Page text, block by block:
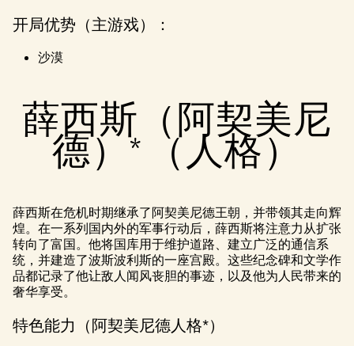
私政
以及
输至
Googl
e 服
务
器。
开局优势（主游戏）：
沙漠
薛西斯（阿契美尼
德）* （人格）
薛西斯在危机时期继承了阿契美尼德王朝，并带领其走向辉
煌。在一系列国内外的军事行动后，薛西斯将注意力从扩张
转向了富国。他将国库用于维护道路、建立广泛的通信系
统，并建造了波斯波利斯的一座宫殿。这些纪念碑和文学作
品都记录了他让敌人闻风丧胆的事迹，以及他为人民带来的
奢华享受。
特色能力（阿契美尼德人格*）